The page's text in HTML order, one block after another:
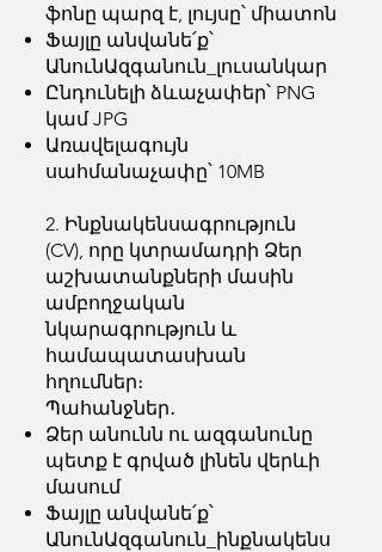
ֆոնը պարզ է, լույսը՝ միատոն
Ֆայլը անվանե՛ք՝
ԱնունԱզգանուն_լուսանկար
Ընդունելի ձևաչափեր՝ PNG
կամ JPG
Առավելագույն
սահմանաչափը՝ 10MB
2. Ինքնակենսագրություն
(CV), որը կտրամադրի Ձեր
աշխատանքների մասին
ամբողջական
նկարագրություն և
համապատասխան
հղումներ։
Պահանջներ․
Ձեր անունն ու ազգանունը
պետք է գրված լինեն վերևի
մասում
Ֆայլը անվանե՛ք՝
ԱնունԱզգանուն_ինքնակենս